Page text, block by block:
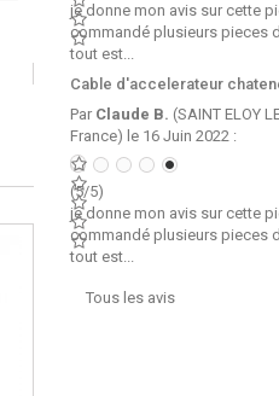
je donne mon avis sur cette
commandé plusieurs pieces
tout est...
Cable d'accelerateur
Par Claude B. (SAINT ELOY
France) le 16 Juin 2022 :
(5/5)
je donne mon avis sur cette
commandé plusieurs pieces
tout est...
Tous les avis